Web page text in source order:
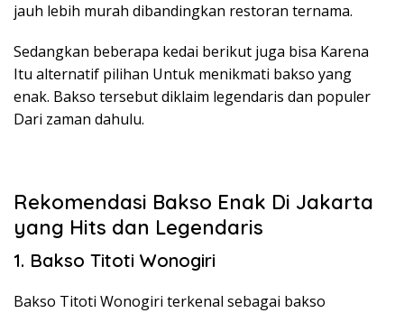
jauh lebih murah dibandingkan restoran ternama.
Sedangkan beberapa kedai berikut juga bisa Karena
Itu alternatif pilihan Untuk menikmati bakso yang
enak. Bakso tersebut diklaim legendaris dan populer
Dari zaman dahulu.
Rekomendasi Bakso Enak Di Jakarta
yang Hits dan Legendaris
1. Bakso Titoti Wonogiri
Bakso Titoti Wonogiri terkenal sebagai bakso